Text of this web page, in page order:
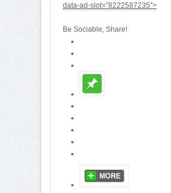
data-ad-slot=”8222587235″>
Be Sociable, Share!